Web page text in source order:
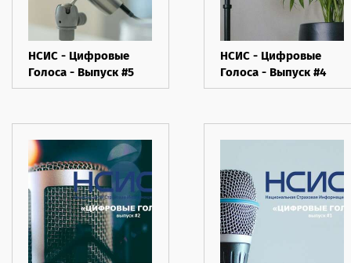
НСИС - Цифровые
Голоса - Выпуск #5
НСИС - Цифровые
Голоса - Выпуск #4